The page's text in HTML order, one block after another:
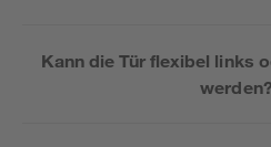
Kann die Tür flexibel links
werden?